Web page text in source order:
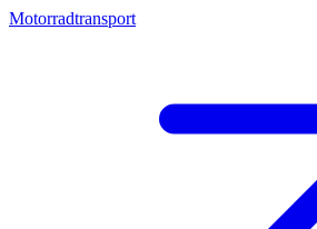
Motorradtransport